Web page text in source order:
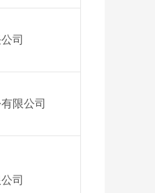
司
限公司
司